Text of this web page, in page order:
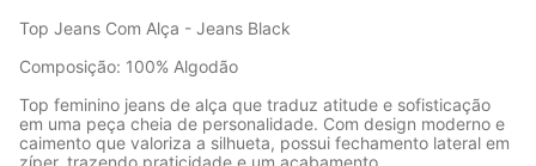
Top Jeans Com Alça - Jeans Black
Composição: 100% Algodão
Top feminino jeans de alça que traduz atitude e sofisticação
em uma peça cheia de personalidade. Com design moderno e
caimento que valoriza a silhueta, possui fechamento lateral em
zíper, trazendo praticidade e um acabamento